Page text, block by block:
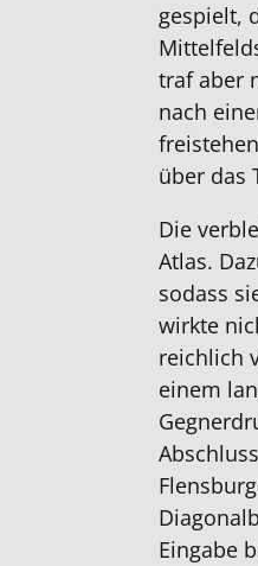
gespielt,
traf aber
nach
über das
Die
Atlas.
sodass
wirkte
reichlich
einem
Eingabe